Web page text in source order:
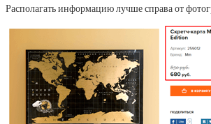
Располагать информацию лучше справа от